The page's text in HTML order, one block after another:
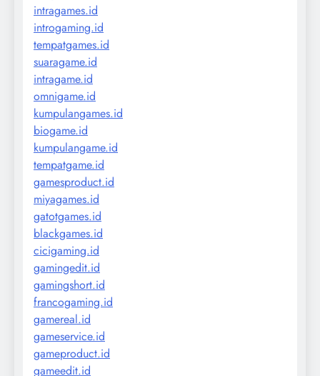
intragames.id
introgaming.id
tempatgames.id
suaragame.id
intragame.id
omnigame.id
kumpulangames.id
biogame.id
kumpulangame.id
tempatgame.id
gamesproduct.id
miyagames.id
gatotgames.id
blackgames.id
cicigaming.id
gamingedit.id
gamingshort.id
francogaming.id
gamereal.id
gameservice.id
gameproduct.id
gameedit.id